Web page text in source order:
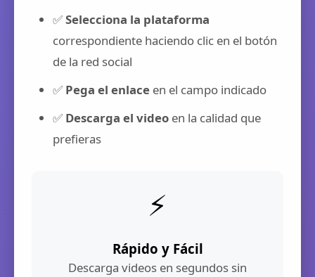
✅Selecciona la plataforma
correspondiente haciendo clic en el botón
de la red social
✅ Pega el enlace en el campo indicado
✅ Descarga el video en la calidad que
prefieras
⚡
Rápido y Fácil
Descarga videos en segundos sin